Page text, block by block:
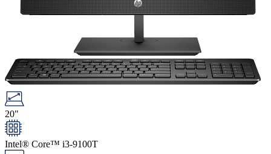
20"
Intel® Core™ i3-9100T